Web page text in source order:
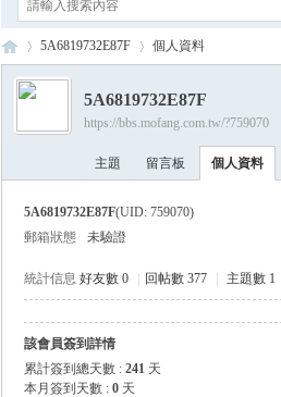
›
5A6819732E87F 個人資料
5A6819732E87F
https://bbs.mofang.com.tw/?759070
主題 留言板 個人資料
5A6819732E87F(UID: 759070)
郵箱狀態
未驗證
統計信息 好友數 0 回帖數 377 主題數 1
該會員簽到詳情
累計簽到總天數 : 241 天
本月簽到天數 : 0 天